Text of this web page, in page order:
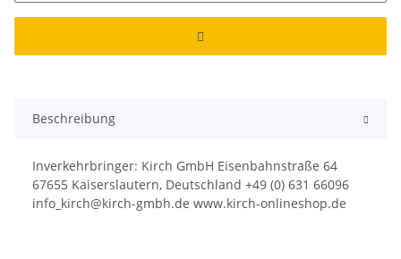
Beschreibung
Inverkehrbringer: Kirch GmbH Eisenbahnstraße 64
67655 Kaiserslautern, Deutschland +49 (0) 631 66096
info_kirch@kirch-gmbh.de www.kirch-onlineshop.de